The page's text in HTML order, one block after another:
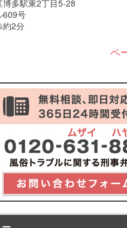
博多駅東2丁目5-28
609号
約2分
ペ